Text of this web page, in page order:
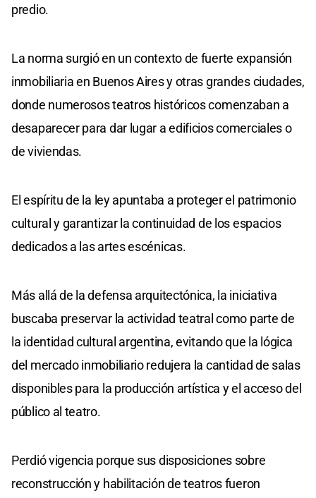
predio.
La norma surgió en un contexto de fuerte expansión
inmobiliaria en Buenos Aires y otras grandes ciudades,
donde numerosos teatros históricos comenzaban a
desaparecer para dar lugar a edificios comerciales o
de viviendas.
El espíritu de la ley apuntaba a proteger el patrimonio
cultural y garantizar la continuidad de los espacios
dedicados a las artes escénicas.
Más allá de la defensa arquitectónica, la iniciativa
buscaba preservar la actividad teatral como parte de
la identidad cultural argentina, evitando que la lógica
del mercado inmobiliario redujera la cantidad de salas
disponibles para la producción artística y el acceso del
público al teatro.
Perdió vigencia porque sus disposiciones sobre
reconstrucción y habilitación de teatros fueron